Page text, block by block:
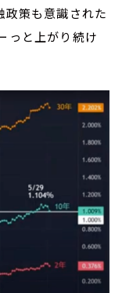
政策も意識された
っと上がり続け